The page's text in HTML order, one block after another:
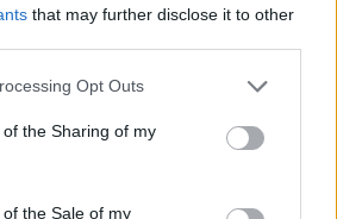
that may further disclose it to other
app uses one or more Google
or usage behaviour. You may click to
to Google and its third-party tags to
specified purposes in below Google
Opt Outs
the Sharing of my
the Sale of my
Πλεκτά Φορέματα
Σετ Διάφορα